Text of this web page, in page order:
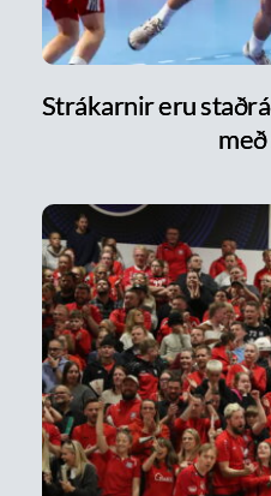
Strákarnir eru